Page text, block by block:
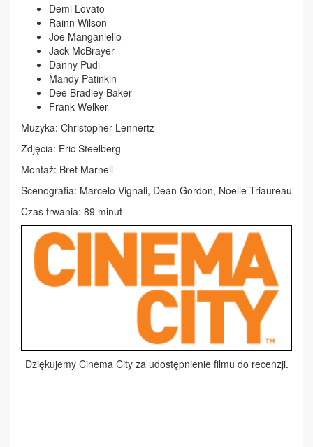
Demi Lovato
Rainn Wilson
Joe Manganiello
Jack McBrayer
Danny Pudi
Mandy Patinkin
Dee Bradley Baker
Frank Welker
Muzyka: Christopher Lennertz
Zdjęcia: Eric Steelberg
Montaż: Bret Marnell
Scenografia: Marcelo Vignali, Dean Gordon, Noelle Triaureau
Czas trwania: 89 minut
Dziękujemy Cinema City za udostępnienie filmu do recenzji.